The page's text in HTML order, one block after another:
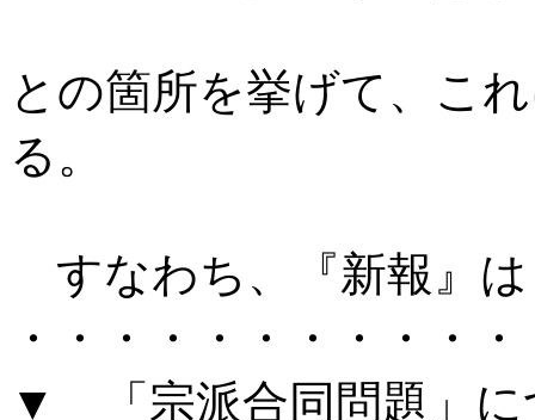
との箇所を挙げて、こ
る。
すなわち、『新報』は
・・・・・・・・・・
▼ 「宗派合同問題」に